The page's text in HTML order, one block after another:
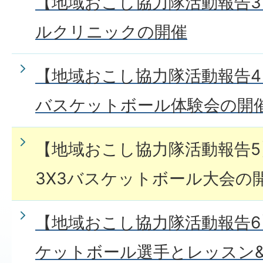
ルクリニックの開催
【地域おこし協力隊活動報告
バスケットボール体験会の開
【地域おこし協力隊活動報告
3X3バスケットボール大会の
【地域おこし協力隊活動報告
ケットボール選手とレッスン